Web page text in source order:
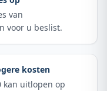
van
voor u beslist.
kosten
kan uitlopen op